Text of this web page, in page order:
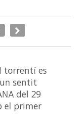
torrentí es
sentit
del 29
el primer